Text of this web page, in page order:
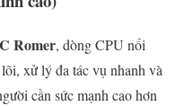
Romer, dòng CPU nổi
xử lý đa tác vụ nhanh và
cần sức mạnh cao hơn